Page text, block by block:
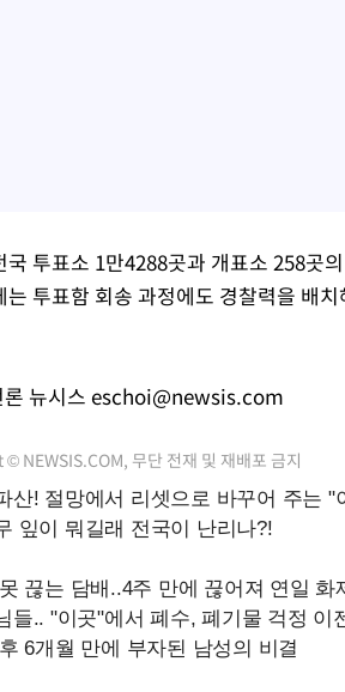
국 투표소 1만4288곳과 개표소 258곳
는 투표함 회송 과정에도 경찰력을 배
뉴시스 eschoi@newsis.com
NEWSIS.COM, 무단 전재 및 재배포 금지